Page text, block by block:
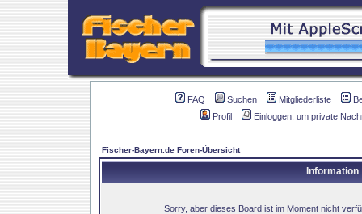
FAQ Suchen Mitgliederliste
Profil
Einloggen, um private
Fischer-Bayern.de Foren-Übersicht
Information
Sorry, aber dieses Board ist im Moment nicht